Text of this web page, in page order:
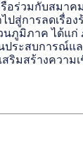
ร่วมกับสมา
ารลดเรื่อ
นภูมิภาค ไ
ระสบการ
มสร้างคว